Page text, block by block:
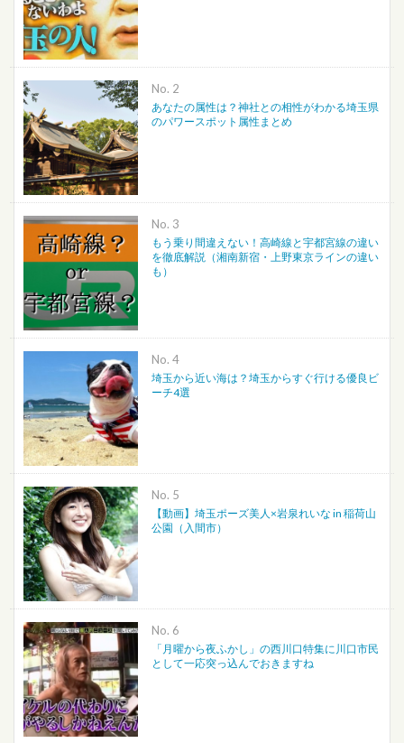
No.
あなたの属性は？神社との相性がわかる埼玉県
のパワースポット属性まとめ
No.
もう乗り間違えない！高崎線と宇都宮線の違い
を徹底解説（湘南新宿・上野東京ラインの違い
も）
No.
埼玉から近い海は？埼玉からすぐ行ける優良ビ
ーチ4選
No.
【動画】埼玉ポーズ美人×岩泉れいな in 稲荷山
公園（入間市）
No.
「月曜から夜ふかし」の西川口特集に川口市民
として一応突っ込んでおきますね